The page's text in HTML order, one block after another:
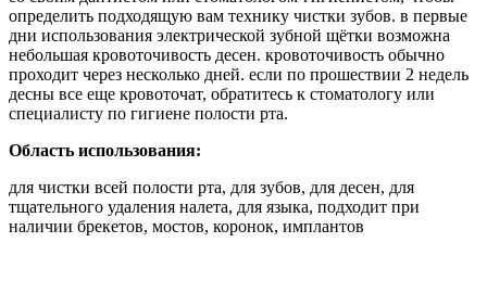
определить подходящую вам технику чистки зубов. в первые
дни использования электрической зубной щётки возможна
небольшая кровоточивость десен. кровоточивость обычно
проходит через несколько дней. если по прошествии 2 недель
десны все еще кровоточат, обратитесь к стоматологу или
специалисту по гигиене полости рта.
Область использования:
для чистки всей полости рта, для зубов, для десен, для
тщательного удаления налета, для языка, подходит при
наличии брекетов, мостов, коронок, имплантов